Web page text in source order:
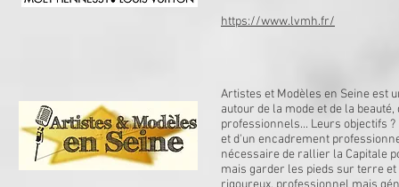
https://www.lvmh.fr/
Artistes et Modèles en Seine est
autour de la mode et de la
professionnels... Leurs objectifs
et d'un encadrement
nécessaire de rallier la Capitale
mais garder les pieds sur terre